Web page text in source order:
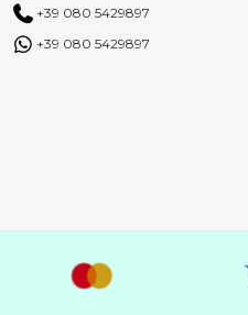
+39 080 5429897
+39 080 5429897